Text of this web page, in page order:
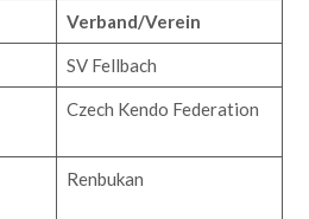
Verband/Verein
SV Fellbach
Czech Kendo Federation
Renbukan